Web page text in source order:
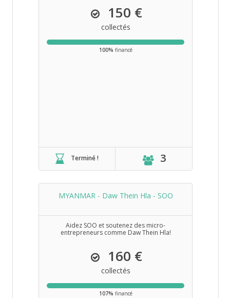
150 €
collectés
100% financé
Terminé ! 3
MYANMAR - Daw Thein Hla - SOO
Aidez SOO et soutenez des micro-
entrepreneurs comme Daw Thein Hla!
160 €
collectés
107% financé